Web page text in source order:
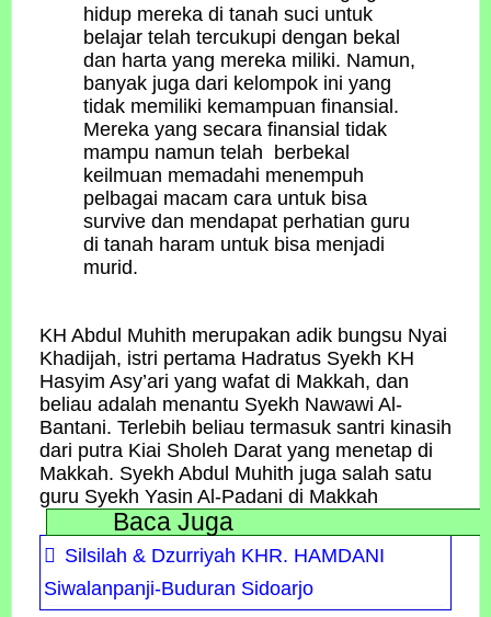
hidup mereka di tanah suci untuk
belajar telah tercukupi dengan bekal
dan harta yang mereka miliki. Namun,
banyak juga dari kelompok ini yang
tidak memiliki kemampuan finansial.
Mereka yang secara finansial tidak
mampu namun telah berbekal
keilmuan memadahi menempuh
pelbagai macam cara untuk bisa
survive dan mendapat perhatian guru
di tanah haram untuk bisa menjadi
murid.
KH Abdul Muhith merupakan adik bungsu Nyai
Khadijah, istri pertama Hadratus Syekh KH
Hasyim Asy’ari yang wafat di Makkah, dan
beliau adalah menantu Syekh Nawawi Al-
Bantani. Terlebih beliau termasuk santri kinasih
dari putra Kiai Sholeh Darat yang menetap di
Makkah. Syekh Abdul Muhith juga salah satu
guru Syekh Yasin Al-Padani di Makkah
Baca Juga
Silsilah & Dzurriyah KHR. HAMDANI
Siwalanpanji-Buduran Sidoarjo